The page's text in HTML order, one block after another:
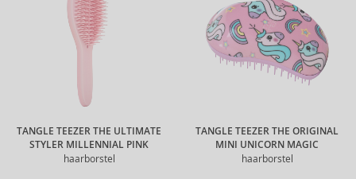
TANGLE TEEZER THE ULTIMATE
STYLER MILLENNIAL PINK
haarborstel
TANGLE TEEZER THE ORIGINAL
MINI UNICORN MAGIC
haarborstel